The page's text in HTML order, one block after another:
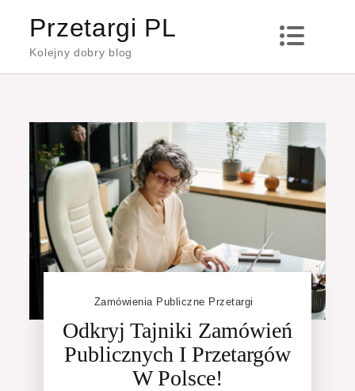
content
Przetargi PL
Kolejny dobry blog
Zamówienia Publiczne Przetargi
Odkryj Tajniki Zamówień
Publicznych I Przetargów
W Polsce!